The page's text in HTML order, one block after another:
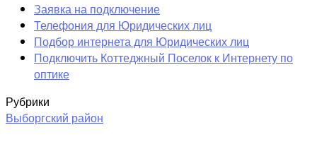
Заявка на подключение
Телефония для Юридических лиц
Подбор интернета для Юридических лиц
Подключить Коттеджный Поселок к Интернету по
оптике
Рубрики
Выборгский район